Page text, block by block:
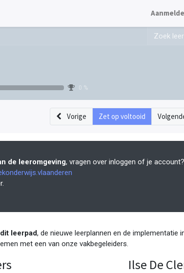
0 %
Vorige Zet op voltooid
de leeromgeving, vragen over inloggen of je
leerpad, de nieuwe leerplannen en de implementatie
met een van onze vakbegeleiders.
Ilse De